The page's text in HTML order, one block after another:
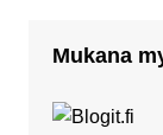
Mukana